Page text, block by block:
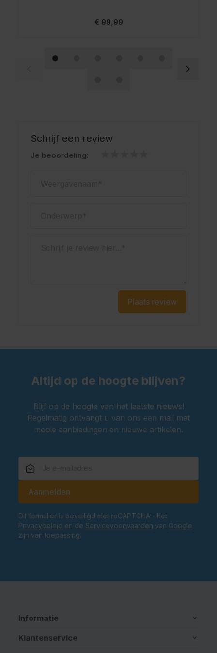
Vanaf
€ 99,99
Schrijf een review
Je beoordeling:
Plaats review
Altijd op de hoogte blijven?
Blijf op de hoogte van het laatste nieuws!
Regelmatig ontvangt u van ons een mail met
mooie aanbiedingen en nieuwe artikelen.
Aanmelden
Dit formulier is beveiligd met reCAPTCHA - het
Privacybeleid en de Servicevoorwaarden van Google
zijn van toepassing.
Informatie
Klantenservice